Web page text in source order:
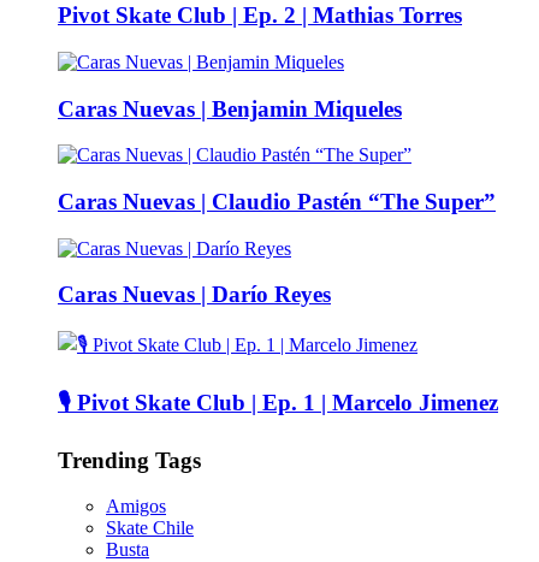
Pivot Skate Club | Ep. 2 | Mathias Torres
Caras Nuevas | Benjamin Miqueles
Caras Nuevas | Claudio Pastén “The Super”
Caras Nuevas | Darío Reyes
🎙️ Pivot Skate Club | Ep. 1 | Marcelo Jimenez
Trending Tags
Amigos
Skate Chile
Busta